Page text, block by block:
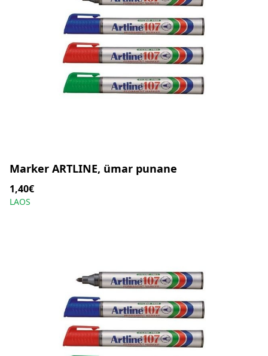
Marker ARTLINE, ümar punane
1,40€
LAOS